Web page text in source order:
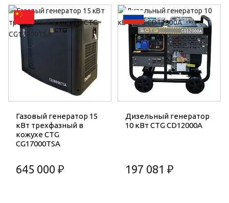
Газовый генератор 15
кВт трехфазный в
кожухе CTG
CG17000TSA
645 000 ₽
Дизельный генератор
10 кВт CTG CD12000A
197 081 ₽